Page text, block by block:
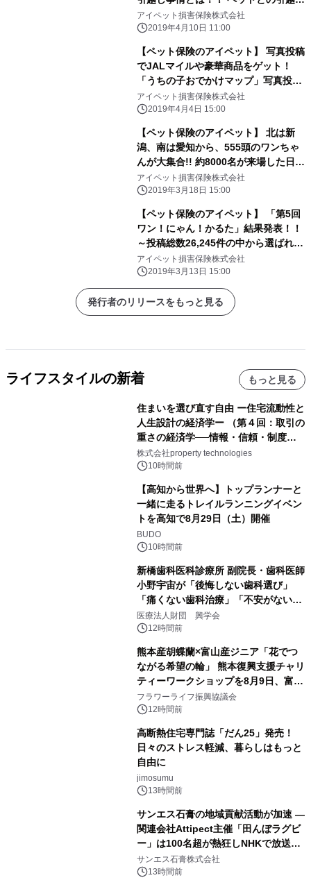
で最も大変なことは一体なに！？ ～ペ
ットとの引越しに関する調査～
アイペット損害保険株式会社
2019年4月10日 11:00
【ペット保険のアイペット】 写真投稿
でJALマイルや豪華商品をゲット！
「うちの子おでかけマップ」写真投稿
キャンペーン開始 ～JAL・マンダリン
ブラザーズとコラボ企画！～
アイペット損害保険株式会社
2019年4月4日 15:00
【ペット保険のアイペット】 北は新
潟、南は愛知から、555頭のワンちゃ
んが大集合!! 約8000名が来場した日本
最大級のドッグマラソン 「アイペット
うちの子HAPPYマラソン 2019」結果
アイペット損害保険株式会社
2019年3月18日 15:00
【ペット保険のアイペット】 「第5回
ワン！にゃん！かるた」結果発表！！
～投稿総数26,245件の中から選ばれた
46作品を公開～
アイペット損害保険株式会社
2019年3月13日 15:00
発行者のリリースをもっと見る
ライフスタイルの新着 もっと見る
住まいを選び直す自由 ー住宅流動性と
人生設計の経済学ー （第４回：取引の
重さの経済学──情報・信頼・制度を
PropTechはどう組み替えるか）｜
PropTech-Lab
株式会社property technologies
10時間前
【高知から世界へ】トップランナーと
一緒に走るトレイルランニングイベン
トを高知で8月29日（土）開催
BUDO
10時間前
新橋歯科医科診療所 副院長・歯科医師
小野宇宙が「後悔しない歯科選び」
「痛くない歯科治療」「不安がない治
療計画」をテーマに専門監修
医療法人財団 興学会
12時間前
熊本産胡蝶蘭×富山産ジニア「花でつ
ながる希望の輪」 熊本復興支援チャリ
ティーワークショップを8月9日、富
山・射水で開催
フラワーライフ振興協議会
12時間前
高断熱住宅専門誌「だん25」発売！
日々のストレス軽減、暮らしはもっと
自由に
jimosumu
13時間前
サンエス石膏の地域貢献活動が加速 ―
関連会社Attipect主催「田んぼラグビ
ー」は100名超が熱狂しNHKで放送さ
れました。
サンエス石膏株式会社
13時間前